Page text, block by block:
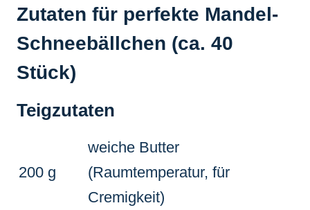
Zutaten für perfekte Mandel-
Schneebällchen (ca. 40
Stück)
Teigzutaten
200 g
weiche Butter
(Raumtemperatur, für
Cremigkeit)